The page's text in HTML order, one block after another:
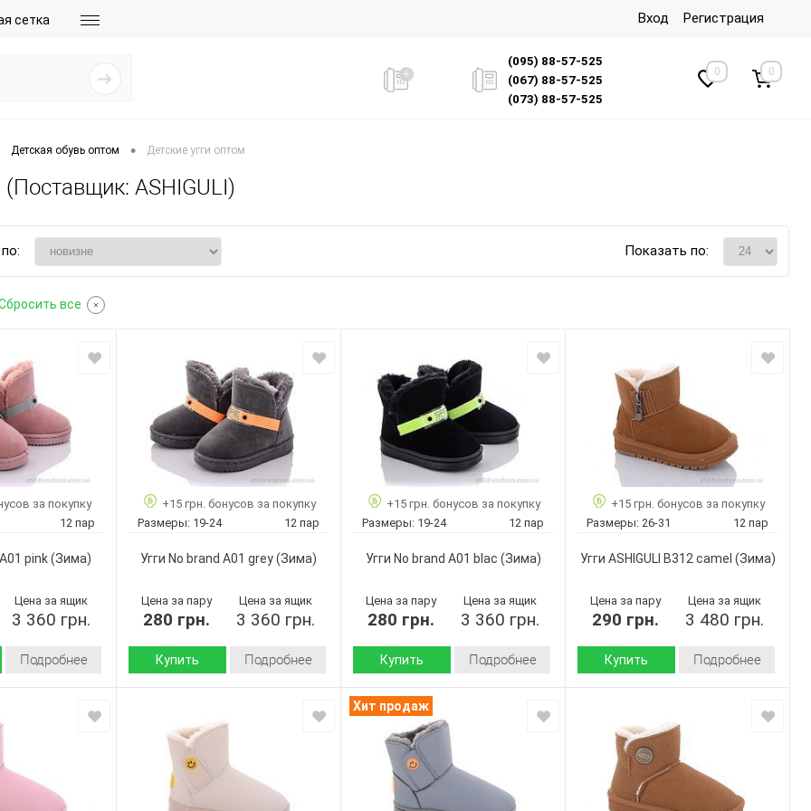
сетка Вход Регистрация
(095) 88-57-525
(067) 88-57-525
(073) 88-57-525
0 0
Детская обувь оптом • Детские угги оптом
ASHIGULI)
Показать по:
все
за покупку
12 пар
pink(Зима)
Цена за ящик
3 360 грн.
Подробнее
искусственная
мех
+15 грн. бонусов за покупку
Размеры: 19-24 12 пар
Угги No brand A01 grey(Зима)
Цена за пару
280 грн.
Цена за ящик
3 360 грн.
Купить Подробнее
Материал верха:
искусственная
Материал
внутри:
искусственный
мех
Подошва :
+15 грн. бонусов за покупку
Размеры: 19-24 12 пар
Угги No brand A01 blac (Зима)
Цена за пару
280 грн.
Цена за ящик
3 360 грн.
Купить Подробнее
Сезон:
Материал верха:
искусственная
Материал
внутри:
мех
Подошва :
+15 грн. бонусов за покупку
Размеры: 26-31 12 пар
Угги ASHIGULI B312 camel (Зима)
Цена за пару
290 грн.
Цена за ящик
3 480 грн.
Купить Подробнее
Материал верха:
искусственная
Материал
внутри:
искусственный
мех
Подошва :
Хит продаж